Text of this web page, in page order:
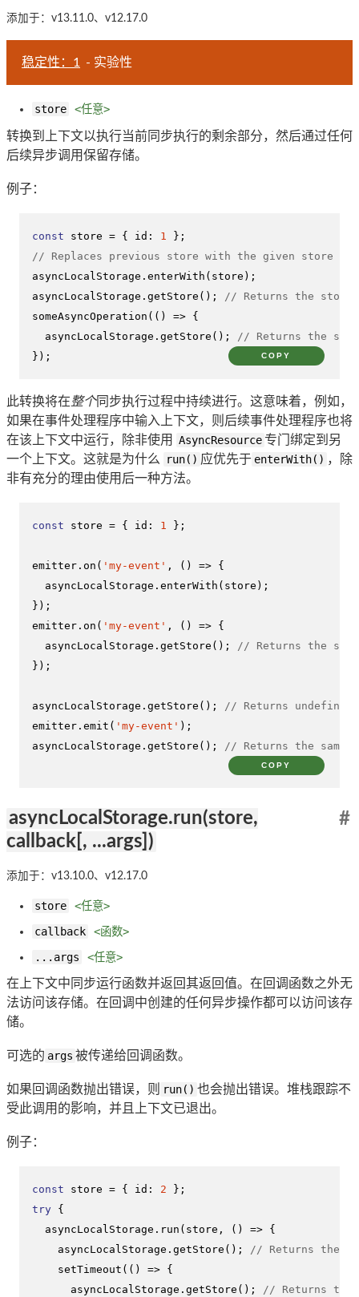
添加于：v13.11.0、v12.17.0
稳定性：1 - 实验性
store <任意>
转换到上下文以执行当前同步执行的剩余部分，然后通过任何
后续异步调用保留存储。
例子：
const store = { id : 1
// Replaces previous store with the given store
asyncLocalStorage. enterWith (store);
asyncLocalStorage. getStore ();
// Returns the store
someAsyncOperation ( () => {
  asyncLocalStorage.
getStore ();
// Returns the
});
COPY
此转换将在整个同步执行过程中持续进行。这意味着，例如，
如果在事件处理程序中输入上下文，则后续事件处理程序也将
在该上下文中运行，除非使用
AsyncResource 专门绑定到另
一个上下文。这就是为什么
run() 应优先于 enterWith() ，除
非有充分的理由使用后一种方法。
const store = { id : 1 };
emitter. on ( 'my-event' , () => {
  asyncLocalStorage.
enterWith (store);
});
emitter. on ( 'my-event' , () => {
  asyncLocalStorage.
getStore ();
// Returns the
});
asyncLocalStorage. getStore ();
// Returns undefined
emitter. emit ( 'my-event' );
asyncLocalStorage. getStore (); // Returns the same
COPY
asyncLocalStorage.run(store,
callback[, ...args])
#
添加于：v13.10.0、v12.17.0
store
<任意>
callback
<函数>
...args
<任意>
在上下文中同步运行函数并返回其返回值。在回调函数之外无
法访问该存储。在回调中创建的任何异步操作都可以访问该存
储。
可选的 args 被传递给回调函数。
如果回调函数抛出错误，则 run() 也会抛出错误。堆栈跟踪不
受此调用的影响，并且上下文已退出。
例子：
const store = { id : 2
try {
  asyncLocalStorage.
run (store, () => {
    asyncLocalStorage.
getStore (); // Returns the
setTimeout ( () => {
      asyncLocalStorage.
getStore (); // Returns the